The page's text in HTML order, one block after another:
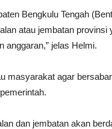
Bengkulu Tengah
atau jembatan
anggaran,” jelas Helmi.
masyarakat agar
dan jembatan akan